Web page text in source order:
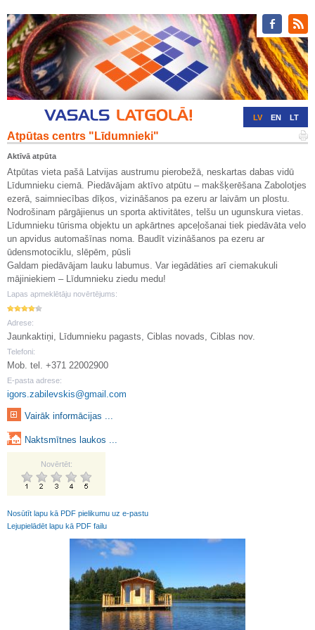
LV EN LT
Atpūtas centrs "Līdumnieki"
Aktīvā atpūta
Atpūtas vieta pašā Latvijas austrumu pierobežā, neskartas dabas vidū
Līdumnieku ciemā. Piedāvājam aktīvo atpūtu – makšķerēšana Zabolotjes
ezerā, saimniecības dīķos, vizināšanos pa ezeru ar laivām un plostu.
Nodrošinam pārgājienus un sporta aktivitātes, telšu un ugunskura vietas.
Līdumnieku tūrisma objektu un apkārtnes apceļošanai tiek piedāvāta velo
un apvidus automašīnas noma. Baudīt vizināšanos pa ezeru ar
ūdensmotociklu, slēpēm, pūsli
Galdam piedāvājam lauku labumus. Var iegādāties arī ciemakukuli
mājiniekiem – Līdumnieku ziedu medu!
Lapas apmeklētāju novērtējums:
Adrese:
Jaunkaktiņi, Līdumnieku pagasts, Ciblas novads, Ciblas nov.
Telefoni:
Mob. tel. +371 22002900
E-pasta adrese:
igors.zabilevskis@gmail.com
Vairāk informācijas ...
Naktsmītnes laukos ...
Novērtēt:
Nosūtīt lapu kā PDF pielikumu uz e-pastu
Lejupielādēt lapu kā PDF failu